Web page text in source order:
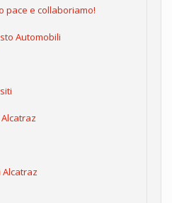
pace e collaboriamo!
Automobili
Alcatraz